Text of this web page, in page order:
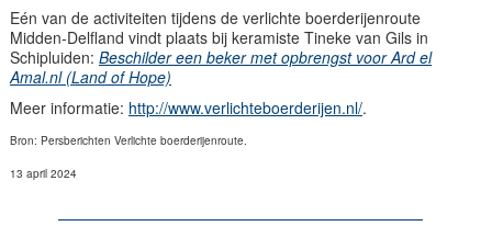
Eén van de activiteiten tijdens de verlichte boerderijenroute
Midden-Delfland vindt plaats bij keramiste Tineke van Gils in
Schipluiden: Beschilder een beker met opbrengst voor Ard el
Amal.nl (Land of Hope)
Meer informatie: http://www.verlichteboerderijen.nl/.
Bron: Persberichten Verlichte boerderijenroute.
13 april 2024